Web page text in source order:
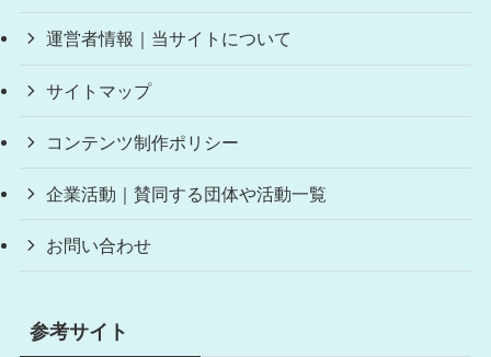
運営者情報｜当サイトについて
サイトマップ
コンテンツ制作ポリシー
企業活動｜賛同する団体や活動一覧
お問い合わせ
参考サイト